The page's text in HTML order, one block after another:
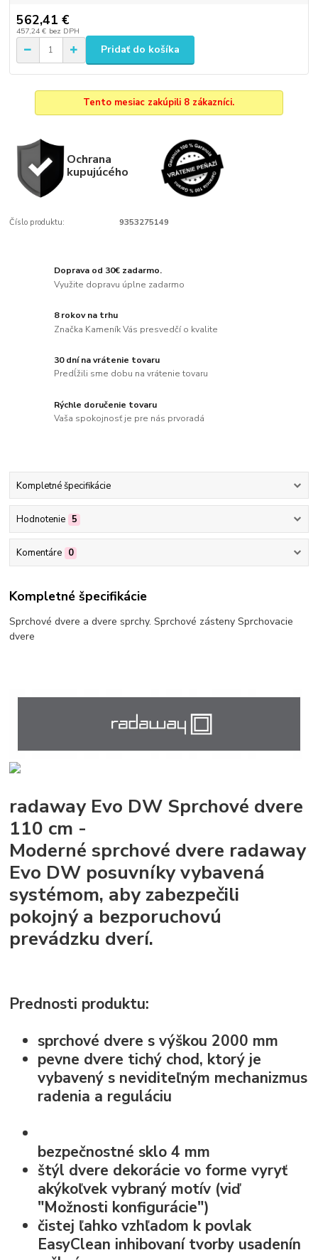
562,41 €
457,24 € bez DPH
Pridať do košíka
Tento mesiac zakúpili 8 zákazníci.
Ochrana
kupujúcého
Číslo produktu: 9353275149
Doprava od 30€ zadarmo.
Využite dopravu úplne zadarmo
8 rokov na trhu
Značka Kameník Vás presvedčí o kvalite
30 dní na vrátenie tovaru
Predĺžili sme dobu na vrátenie tovaru
Rýchle doručenie tovaru
Vaša spokojnosť je pre nás prvoradá
Kompletné špecifikácie
Hodnotenie 5
Komentáre 0
Kompletné špecifikácie
Sprchové dvere a dvere sprchy. Sprchové zásteny Sprchovacie
dvere
radaway Evo DW Sprchové dvere
110 cm -
Moderné sprchové dvere radaway
Evo DW posuvníky vybavená
systémom, aby zabezpečili
pokojný a bezporuchovú
prevádzku dverí.
Prednosti produktu:
sprchové dvere s výškou 2000 mm
pevne dvere tichý chod, ktorý je
vybavený s neviditeľným mechanizmus
radenia a reguláciu
bezpečnostné sklo4 mm
štýl dvere dekorácie vo formevyryť
akýkoľvek vybraný motív (viď
"Možnosti konfigurácie")
čistej ľahko vzhľadom k povlak
EasyClean inhibovaní tvorby usadenín